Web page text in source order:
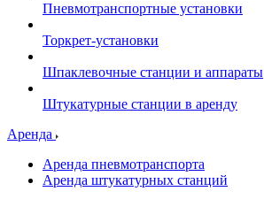
Пневмотранспортные установки
Торкрет-установки
Шпаклевочные станции и аппараты
Штукатурные станции в аренду
Аренда
Аренда пневмотранспорта
Аренда штукатурных станций